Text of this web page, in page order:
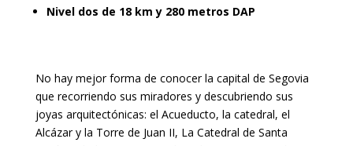
Nivel dos de 18 km y 280 metros DAP
No hay mejor forma de conocer la capital de Segovia
que recorriendo sus miradores y descubriendo sus
joyas arquitectónicas: el Acueducto, la catedral, el
Alcázar y la Torre de Juan II, La Catedral de Santa